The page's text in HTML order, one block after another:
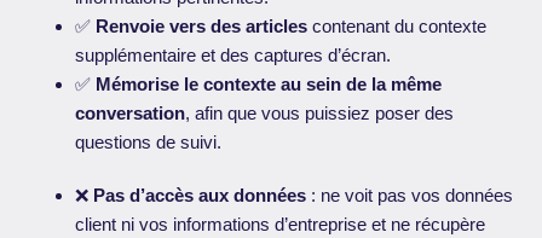
✅ Renvoie vers des articles contenant du contexte
supplémentaire et des captures d’écran.
✅ Mémorise le contexte au sein de la même
conversation, afin que vous puissiez poser des
questions de suivi.
❌ Pas d’accès aux données : ne voit pas vos données
client ni vos informations d’entreprise et ne récupère